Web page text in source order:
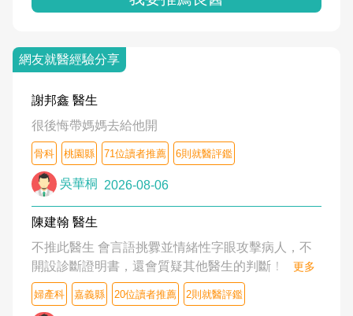
網友就醫經驗分享
謝邦鑫 醫生
很後悔帶媽媽去給他開
骨科 桃園縣 71位讀者推薦 6則就醫評鑑
吳華桐 2026-08-06
陳建翰 醫生
不推此醫生 會言語挑釁並情緒性字眼攻擊病人，不
開設診斷證明書，還會質疑其他醫生的判斷！
更多
婦產科 嘉義縣 20位讀者推薦 2則就醫評鑑